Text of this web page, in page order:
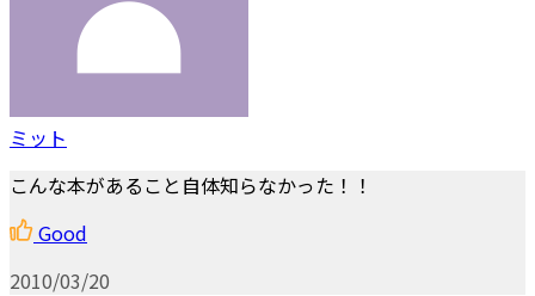
ミット
こんな本があること自体知らなかった！！
Good
2010/03/20